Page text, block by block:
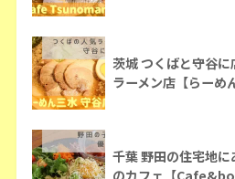
茨城 つくばと守谷
ラーメン店【らーめ
千葉 野田の住宅地